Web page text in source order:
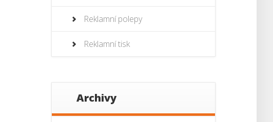
Reklamní polepy
Reklamní tisk
Archivy